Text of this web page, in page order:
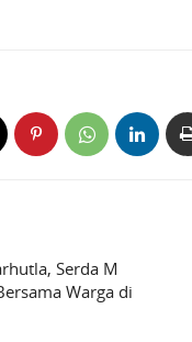
Serda M
Warga di